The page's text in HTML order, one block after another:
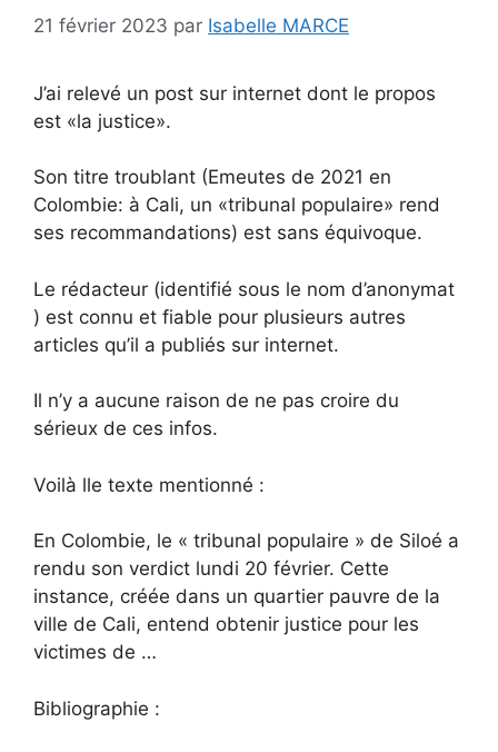
21 février 2023 par Isabelle MARCE
J’ai relevé un post sur internet dont le propos
est «la justice».
Son titre troublant (Emeutes de 2021 en
Colombie: à Cali, un «tribunal populaire» rend
ses recommandations) est sans équivoque.
Le rédacteur (identifié sous le nom d’anonymat
) est connu et fiable pour plusieurs autres
articles qu’il a publiés sur internet.
Il n’y a aucune raison de ne pas croire du
sérieux de ces infos.
Voilà lle texte mentionné :
En Colombie, le « tribunal populaire » de Siloé a
rendu son verdict lundi 20 février. Cette
instance, créée dans un quartier pauvre de la
ville de Cali, entend obtenir justice pour les
victimes de …
Bibliographie :